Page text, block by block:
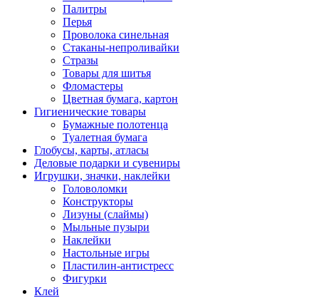
Палитры
Перья
Проволока синельная
Стаканы-непроливайки
Стразы
Товары для шитья
Фломастеры
Цветная бумага, картон
Гигиенические товары
Бумажные полотенца
Туалетная бумага
Глобусы, карты, атласы
Деловые подарки и сувениры
Игрушки, значки, наклейки
Головоломки
Конструкторы
Лизуны (слаймы)
Мыльные пузыри
Наклейки
Настольные игры
Пластилин-антистресс
Фигурки
Клей